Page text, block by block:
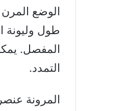
الوضع
طول وليونة
المفصل.
التمدد.
المرونة